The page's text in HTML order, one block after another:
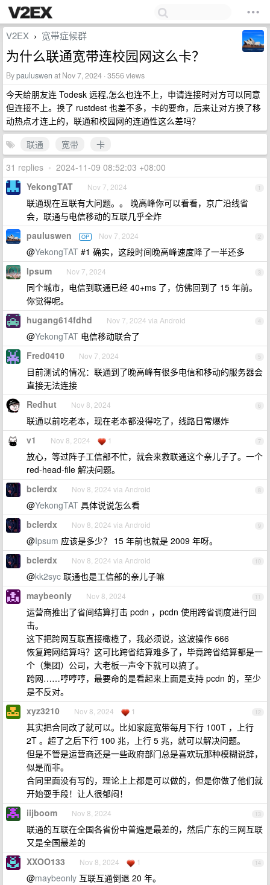
V2EX › 宽带症候群
为什么联通宽带连校园网这么卡？
Bypauluswen at Nov 7, 2024 · 3556 views
今天给朋友连 Todesk 远程,怎么也连不上，申请连接时对方可以同意
但连接不上。换了 rustdest 也差不多，卡的要命，后来让对方换了移
动热点才连上的，联通和校园网的连通性这么差吗？
联通
宽带
卡
31 replies • 2024-11-09 08:52:03 +08:00
1
YekongTAT Nov 7, 2024
联通现在互联有大问题。。 晚高峰你可以看看，京广沿线省
会，联通与电信移动的互联几乎全炸
2
pauluswen OP Nov 7, 2024
@YekongTAT #1 确实，这段时间晚高峰速度降了一半还多
3
Ipsum Nov 7, 2024
同个城市，电信到联通已经 40+ms 了，仿佛回到了 15 年前。
你觉得呢。
4
hugang614fdhd Nov 7, 2024 via Android
@YekongTAT 电信移动联合了
5
Fred0410 Nov 7, 2024
目前测试的情况：联通到了晚高峰有很多电信和移动的服务器会
直接无法连接
6
Redhut Nov 8, 2024
联通以前吃老本，现在老本都没得吃了，线路日常爆炸
7
v1 Nov 8, 2024 1
放心，等过阵子工信部不忙，就会来救联通这个亲儿子了。一个
red-head-file 解决问题。
8
bclerdx Nov 8, 2024 via Android
@YekongTAT 具体说说怎么看
9
bclerdx Nov 8, 2024 via Android
@Ipsum 应该是多少？ 15 年前也就是 2009 年呀。
10
bclerdx Nov 8, 2024 via Android
@kk2syc 联通也是工信部的亲儿子嘛
11
maybeonly Nov 8, 2024
运营商推出了省间结算打击 pcdn ，pcdn 使用跨省调度进行回
击。
这下把跨网互联直接橄榄了，我必须说，这波操作 666
恢复跨网结算吗？这可比跨省结算难多了，毕竟跨省结算都是一
个（集团）公司，大老板一声令下就可以搞了。
跨网……哼哼哼，最要命的是看起来上面是支持 pcdn 的，至少
是不反对。
12
xyz3210 Nov 8, 2024 1
其实把合同改了就可以。比如家庭宽带每月下行 100T ，上行
2T 。超了之后下行 100 兆，上行 5 兆，就可以解决问题。
但是不管是运营商还是一些政府部门总是喜欢玩那种模糊说辞，
似是而非。
合同里面没有写的，理论上上都是可以做的，但是你做了他们就
开始耍手段！让人很郁闷！
13
iijboom Nov 8, 2024
联通的互联在全国各省份中普遍是最差的，然后广东的三网互联
又是全国最差的
14
XXOO133 Nov 8, 2024 1
@maybeonly 互联互通倒退 20 年。